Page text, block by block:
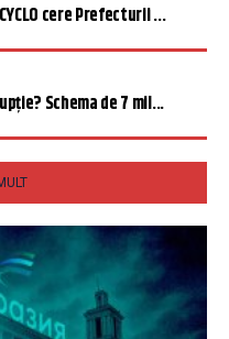
cere Prefecturii ...
Schema de 7 mil...